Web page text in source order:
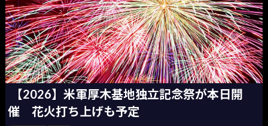
【2026】米軍厚木基地独立記念祭が本日開
催 花火打ち上げも予定